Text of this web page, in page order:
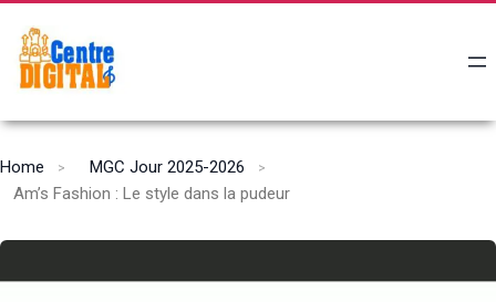
Home
MGC Jour 2025-2026
Am’s Fashion : Le style dans la pudeur